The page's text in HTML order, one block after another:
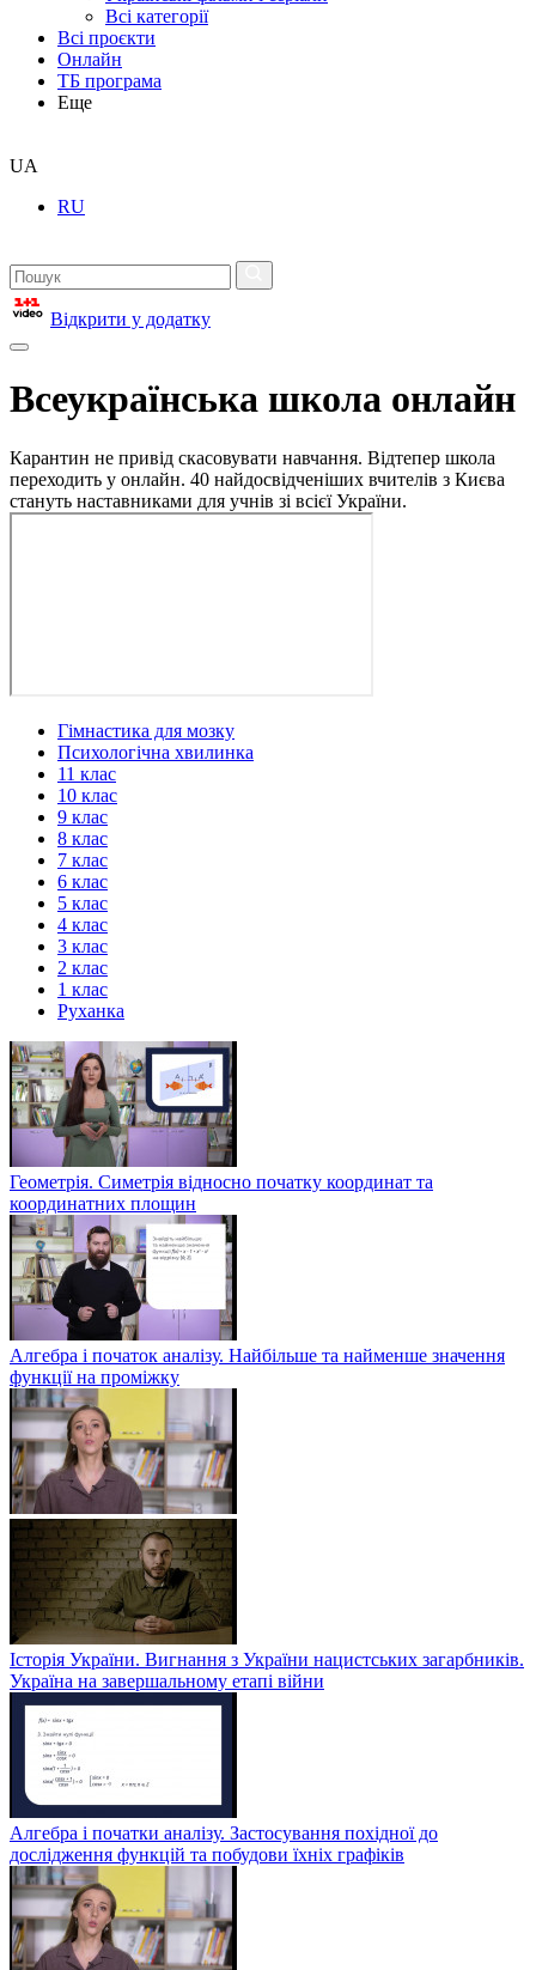
Всі категорії
Всі проєкти
Онлайн
ТБ програма
Еще
UA
RU
Відкрити у додатку
Всеукраїнська школа онлайн
Карантин не привід скасовувати навчання. Відтепер школа
переходить у онлайн. 40 найдосвідченіших вчителів з Києва
стануть наставниками для учнів зі всієї України.
Гімнастика для мозку
Психологічна хвилинка
11 клас
10 клас
9 клас
8 клас
7 клас
6 клас
5 клас
4 клас
3 клас
2 клас
1 клас
Руханка
Геометрія. Симетрія відносно початку координат та
координатних площин
Алгебра і початок аналізу. Найбільше та найменше значення
функції на проміжку
Історія України. Вигнання з України нацистських загарбників.
Україна на завершальному етапі війни
Алгебра і початки аналізу. Застосування похідної до
дослідження функцій та побудови їхніх графіків